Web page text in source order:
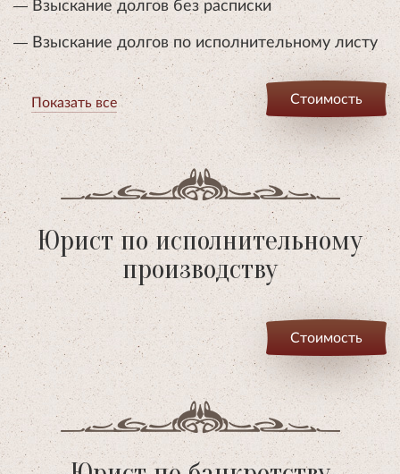
Взыскание долгов без расписки
Взыскание долгов по исполнительному листу
Показать все Стоимость
Юрист по исполнительному
производству
Стоимость